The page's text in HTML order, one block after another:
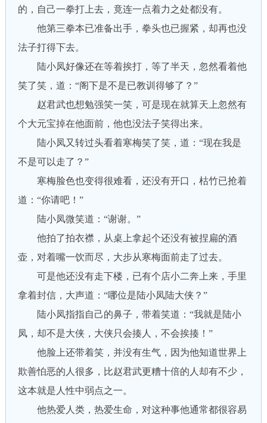
的，自己一拳打上去，竟连一点着力之处都没有。
他第三拳本已准备出手，拳头也已握紧，却再也没
法子打得下去。
陆小凤好像还在等着挨打，等了半天，忽然看着他
笑了笑，道：“阁下是不是已教训得够了？”
赵君武也想勉强笑一笑，可是现在就算天上忽然有
个大元宝掉在他面前，他也没法子笑得出来。
陆小凤又转过头看着寒梅笑了笑，道：“现在我是
不是可以走了？”
寒梅脸色也变得很难看，还没有开口，枯竹已抢着
道：“你请吧！”
陆小凤微笑道：“谢谢。”
他拍了拍衣襟，从桌上拿起个还没有被捏扁的酒
壶，对着嘴一饮而尽，大步从寒梅面前走了过去。
可是他还没有走下楼，已有个店小二奔上来，手里
拿着封信，大声道：“哪位是陆小凤陆大侠？”
陆小凤指指自己的鼻子，带着笑道：“我就是陆小
凤，却不是大侠，大侠只会揍人，不会挨揍！”
他脸上还带着笑，并没有生气，因为他知道世界上
欺善怕恶的人很多，比赵君武更糟十倍的人却有不少，
这本就是人性中弱点之一。
他热爱人类，热爱生命，对这种事他通常都很容易